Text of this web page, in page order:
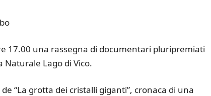
17.00 una rassegna di documentari pluripremiati
Naturale Lago di Vico.
“La grotta dei cristalli giganti”, cronaca di una